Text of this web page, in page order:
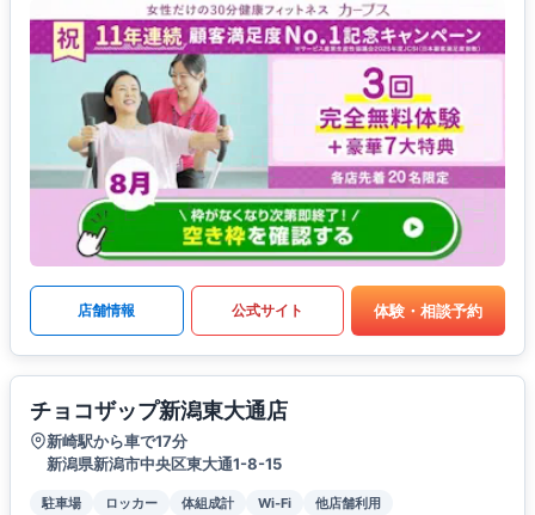
店舗情報 公式サイト 体験・相談予約
チョコザップ新潟東大通店
新崎駅から車で17分
新潟県新潟市中央区東大通1-8-15
駐車場 ロッカー 体組成計 Wi-Fi 他店舗利用